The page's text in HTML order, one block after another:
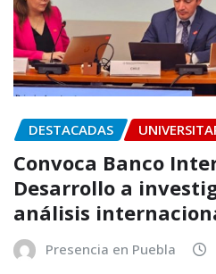
DESTACADAS
Convoca Banco
Desarrollo a
análisis
Presencia en Puebla